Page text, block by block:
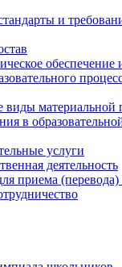
и
обеспечение
материальной
в
услуги
деятельность
приема